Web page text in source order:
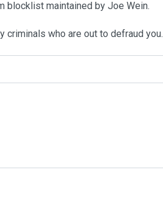
blocklist maintained by Joe Wein.
criminals who are out to defraud you.